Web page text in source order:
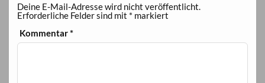
Deine E-Mail-Adresse wird nicht veröffentlicht.
Erforderliche Felder sind mit * markiert
Kommentar*